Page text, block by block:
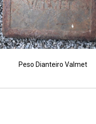
Peso Dianteiro Valmet